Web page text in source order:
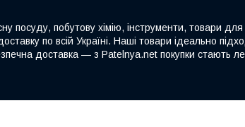
посуду, побутову хімію, інструменти, товари
по всій Україні. Наші товари ідеально
доставка — з Patelnya.net покупки стають